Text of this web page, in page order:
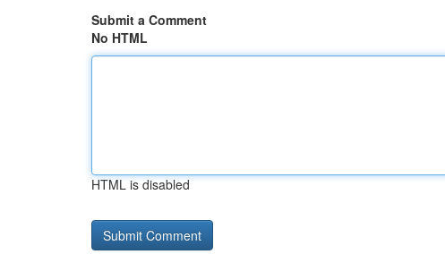
Submit a Comment
No HTML
HTML is disabled